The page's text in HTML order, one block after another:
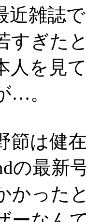
近雑誌
すぎた
人を見
…。
節は健
の最新
かった